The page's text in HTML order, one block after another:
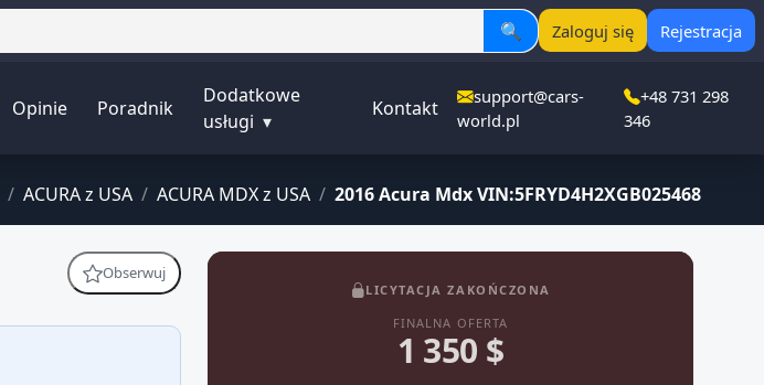
🔍 Zaloguj się Rejestracja
Opinie Poradnik
Dodatkowe
usługi ▾
Kontakt
support@cars-
world.pl
+48 731 298
346
/ ACURA z USA / ACURA MDX z USA / 2016 Acura Mdx VIN:5FRYD4H2XGB025468
Obserwuj
LICYTACJA ZAKOŃCZONA
FINALNA OFERTA
1 350 $